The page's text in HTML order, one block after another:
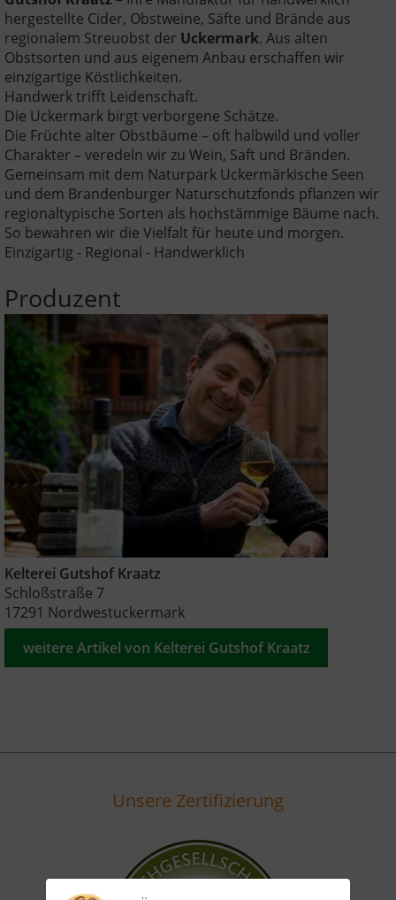
hergestellte Cider, Obstweine, Säfte und Brände aus
regionalem Streuobst der Uckermark. Aus alten
Obstsorten und aus eigenem Anbau erschaffen wir
einzigartige Köstlichkeiten.
Handwerk trifft Leidenschaft.
Die Uckermark birgt verborgene Schätze.
Die Früchte alter Obstbäume – oft halbwild und voller
Charakter – veredeln wir zu Wein, Saft und Bränden.
Gemeinsam mit dem Naturpark Uckermärkische Seen
und dem Brandenburger Naturschutzfonds pflanzen wir
regionaltypische Sorten als hochstämmige Bäume nach.
So bewahren wir die Vielfalt für heute und morgen.
Einzigartig - Regional - Handwerklich
Produzent
Kelterei Gutshof Kraatz
Schloßstraße 7
17291 Nordwestuckermark
weitere Artikel von Kelterei Gutshof Kraatz
Unsere Zertifizierung